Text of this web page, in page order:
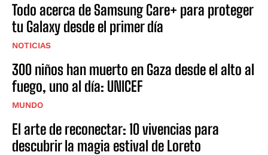
Todo acerca de Samsung Care+ para proteger
tu Galaxy desde el primer día
NOTICIAS
300 niños han muerto en Gaza desde el alto al
fuego, uno al día: UNICEF
MUNDO
El arte de reconectar: 10 vivencias para
descubrir la magia estival de Loreto